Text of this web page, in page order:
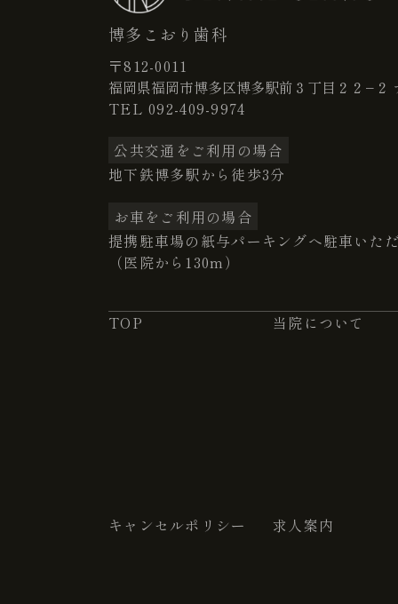
博多こおり歯科
〒812-0011
福岡県福岡市博多区博多駅前３丁目２２−２
TEL092-409-9974
公共交通をご利用の場合
地下鉄博多駅から徒歩3分
お車をご利用の場合
提携駐車場の紙与パーキングへ駐車いた
（医院から130m）
TOP 当院について
キャンセルポリシー 求人案内